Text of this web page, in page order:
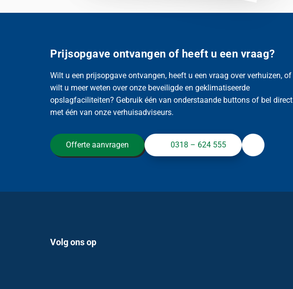
Prijsopgave ontvangen of heeft u een vraag?
Wilt u een prijsopgave ontvangen, heeft u een vraag over verhuizen, of
wilt u meer weten over onze beveiligde en geklimatiseerde
opslagfaciliteiten? Gebruik één van onderstaande buttons of bel direct
met één van onze verhuisadviseurs.
Offerte aanvragen 0318 – 624 555
Volg ons op